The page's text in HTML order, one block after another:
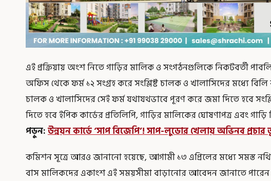
এই প্রক্রিয়ায় অংশ নিতে গাড়ির মালিক ও সংগঠনগুলিকে নিকটবর্তী
অফিস থেকে ফর্ম ১২ সংগ্রহ করে সংশ্লিষ্ট চালক ও খালাসিদের মধ্যে
চালক ও খালাসিদের সেই ফর্ম যথাযথভাবে পূরণ করে জমা দিতে হবে
দিতে হবে ইপিক কার্ডের প্রতিলিপি, গাড়ির মালিকের ঘোষণাপত্র এবং
পড়ুন:উন্নয়ন কার্ডে ‘সাপ বিজেপি’! সাপ-লুডোর খেলায় অভিনব
কমিশন সূত্রে আরও জানানো হয়েছে, আগামী ১৩ এপ্রিলের মধ্যে সমস্ত
বাস মালিকদের একাংশ এই সময়সীমা বাড়ানোর আবেদন জানাতে পারেন